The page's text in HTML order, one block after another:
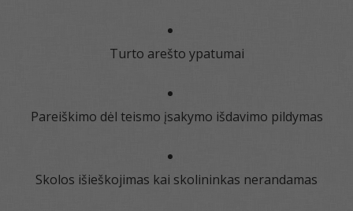
Turto arešto ypatumai
Pareiškimo dėl teismo įsakymo išdavimo pildymas
Skolos išieškojimas kai skolininkas nerandamas